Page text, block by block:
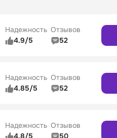
Надежность
4.9/5
Отзывов
52
Надежность
4.85/5
Отзывов
52
Надежность
4.8/5
Отзывов
50